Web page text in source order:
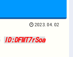
2023.04.02
ID:DFMT7rSoa